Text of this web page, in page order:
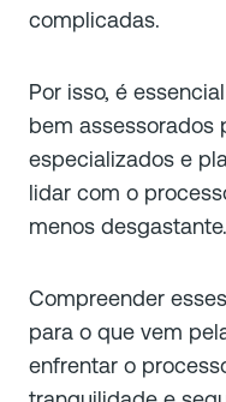
complicadas.
Por isso, é
bem assessorados
especializados e
lidar com o
menos desgastante.
Compreender
para o que vem
enfrentar o